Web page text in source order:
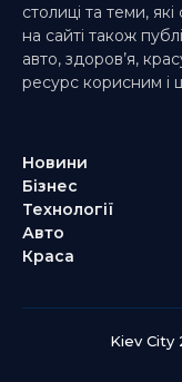
столиці та теми,
на сайті також
авто, здоров’я,
ресурс корисним і
Новини
Бізнес
Технології
Авто
Краса
Kiev City